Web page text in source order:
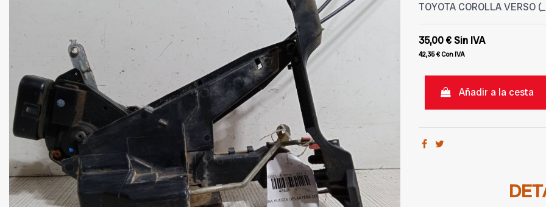
TOYOTA COROLLA VERSO
35,00 €Sin IVA
42,35 €Con IVA
Añadir a la cesta